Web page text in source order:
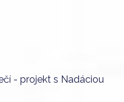
- projekt s Nadáciou